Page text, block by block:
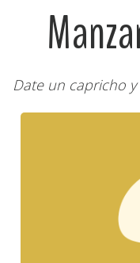
Date un capricho